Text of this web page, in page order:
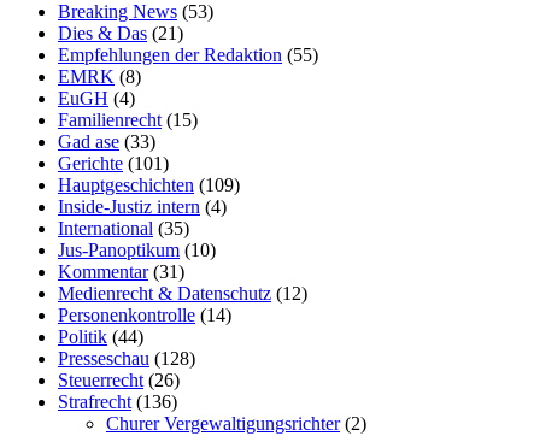
Breaking News (53)
Dies & Das (21)
Empfehlungen der Redaktion (55)
EMRK (8)
EuGH (4)
Familienrecht (15)
Gad ase (33)
Gerichte (101)
Hauptgeschichten (109)
Inside-Justiz intern (4)
International (35)
Jus-Panoptikum (10)
Kommentar(31)
Medienrecht & Datenschutz (12)
Personenkontrolle (14)
Politik (44)
Presseschau (128)
Steuerrecht (26)
Strafrecht (136)
Churer Vergewaltigungsrichter(2)